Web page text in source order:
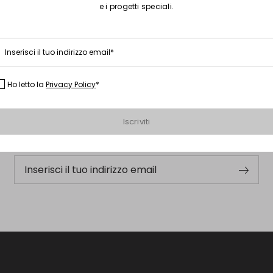
Iscriviti alla nostra Newsletter
Iscriviti subito alla newsletter e scopri in anteprima i nuovi
Inserisci il tuo indirizzo email
e i progetti speciali.
Inserisci il tuo indirizzo email*
Ho letto la Privacy Policy*
Iscriviti